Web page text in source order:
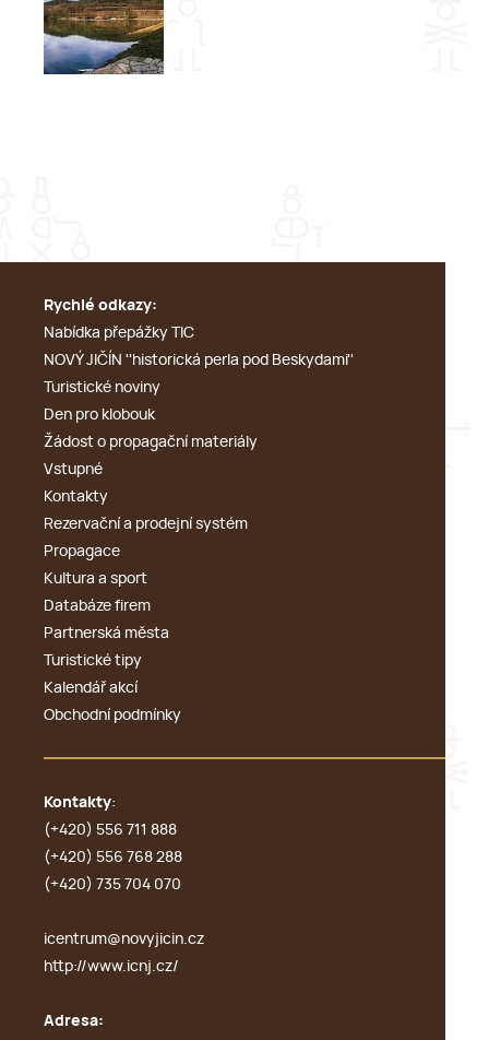
Rychlé odkazy:
Nabídka přepážky TIC
NOVÝ JIČÍN ''historická perla pod Beskydami''
Turistické noviny
Den pro klobouk
Žádost o propagační materiály
Vstupné
Kontakty
Rezervační a prodejní systém
Propagace
Kultura a sport
Databáze firem
Partnerská města
Turistické tipy
Kalendář akcí
Obchodní podmínky
Kontakty:
(+420) 556 711 888
(+420) 556 768 288
(+420) 735 704 070
icentrum@novyjicin.cz
http://www.icnj.cz/
Adresa: